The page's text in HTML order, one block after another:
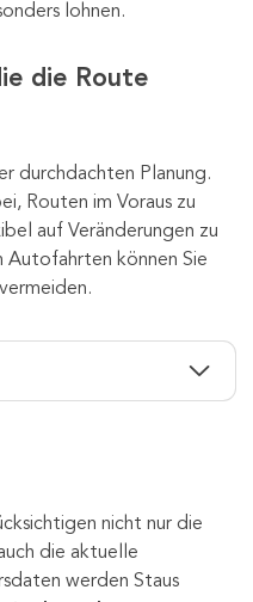
lohnen.
die Route
durchdachten Planung.
Routen im Voraus zu
auf Veränderungen zu
Autofahrten können Sie
nicht nur die
die aktuelle
werden Staus